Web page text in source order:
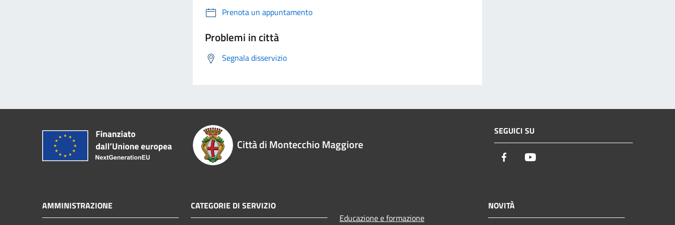
Prenota un appuntamento
Problemi in città
Segnala disservizio
Città di Montecchio Maggiore
SEGUICI SU
Facebook
AMMINISTRAZIONE
CATEGORIE DI SERVIZIO
Educazione e formazione
NOVITÀ